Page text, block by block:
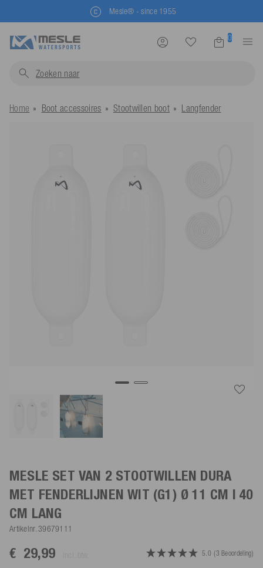
Mesle® - since 1955
0
Zoeken naar
Home Boot accessoires Stootwillen boot Langfender
MESLE SET VAN 2 STOOTWILLEN DURA
MET FENDERLIJNENWIT (G1) Ø 11 CM | 40
CM LANG
Artikelnr. 39679111
€ 29,99 5.0 (3 Beoordeling)